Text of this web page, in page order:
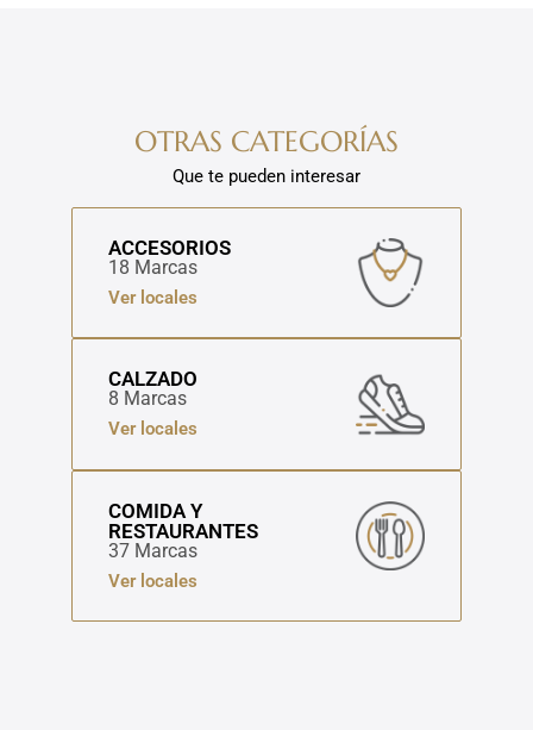
OTRAS CATEGORÍAS
Que te pueden interesar
ACCESORIOS
18 Marcas
Ver locales
CALZADO
8 Marcas
Ver locales
COMIDA Y
RESTAURANTES
37 Marcas
Ver locales